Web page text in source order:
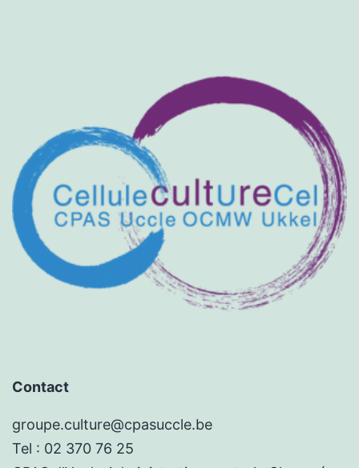
Contact
groupe.culture@cpasuccle.be
Tel : 02 370 76 25